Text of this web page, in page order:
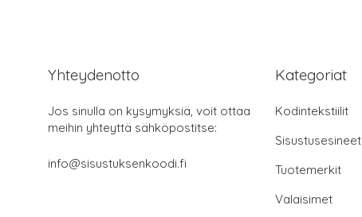
Yhteydenotto
Jos sinulla on kysymyksiä, voit ottaa
meihin yhteyttä sähköpostitse:
info@sisustuksenkoodi.fi
Kategoriat
Kodintekstiilit
Sisustusesineet
Tuotemerkit
Valaisimet